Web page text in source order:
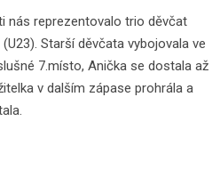
nás reprezentovalo trio děvčat
Starší děvčata vybojovala ve
7.místo, Anička se dostala až
v dalším zápase prohrála a